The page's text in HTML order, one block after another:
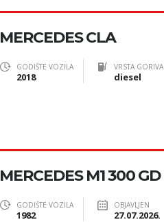
MERCEDES CLA
GODIŠTE VOZILA
2018
VRSTA GORIVA
diesel
MERCEDES M1 300 GD
GODIŠTE VOZILA
1982
OBJAVLJEN
27.07.2026.